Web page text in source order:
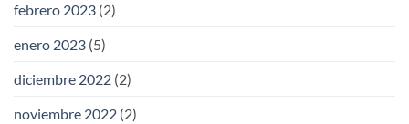
febrero 2023 (2)
enero 2023 (5)
diciembre 2022 (2)
noviembre 2022 (2)